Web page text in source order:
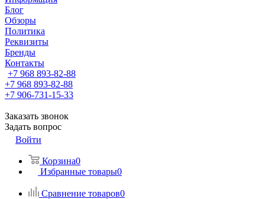
Блог
Обзоры
Политика
Реквизиты
Бренды
Контакты
+7 968 893-82-88
+7 968 893-82-88
+7 906-731-15-33
Заказать звонок
Задать вопрос
Войти
Корзина0
Избранные товары0
Сравнение товаров0